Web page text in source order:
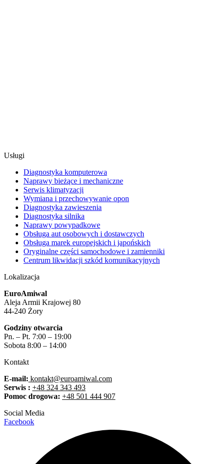
Usługi
Diagnostyka komputerowa
Naprawy bieżące i mechaniczne
Serwis klimatyzacji
Wymiana i przechowywanie opon
Diagnostyka zawieszenia
Diagnostyka silnika
Naprawy powypadkowe
Obsługa aut osobowych i dostawczych
Obsługa marek europejskich i japońskich
Oryginalne części samochodowe i zamienniki
Centrum likwidacji szkód komunikacyjnych
Lokalizacja
EuroAmiwal
Aleja Armii Krajowej 80
44-240 Żory
Godziny otwarcia
Pn. – Pt. 7:00 – 19:00
Sobota 8:00 – 14:00
Kontakt
E-mail: kontakt@euroamiwal.com
Serwis : +48 324 343 493
Pomoc drogowa: +48 501 444 907
Social Media
Facebook